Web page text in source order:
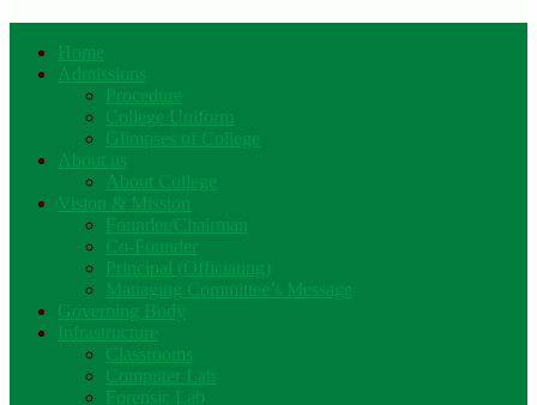
Home
Admissions
Procedure
College Uniform
Glimpses of College
About us
About College
Vision & Mission
Founder/Chairman
Co-Founder
Principal (Officiating)
Managing Committee’s Message
Governing Body
Infrastructure
Classrooms
Computer Lab
Forensic Lab